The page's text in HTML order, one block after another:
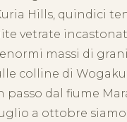
Hills, quindici
vetrate
enormi massi di
colline di
passo dal fiume
a ottobre siamo